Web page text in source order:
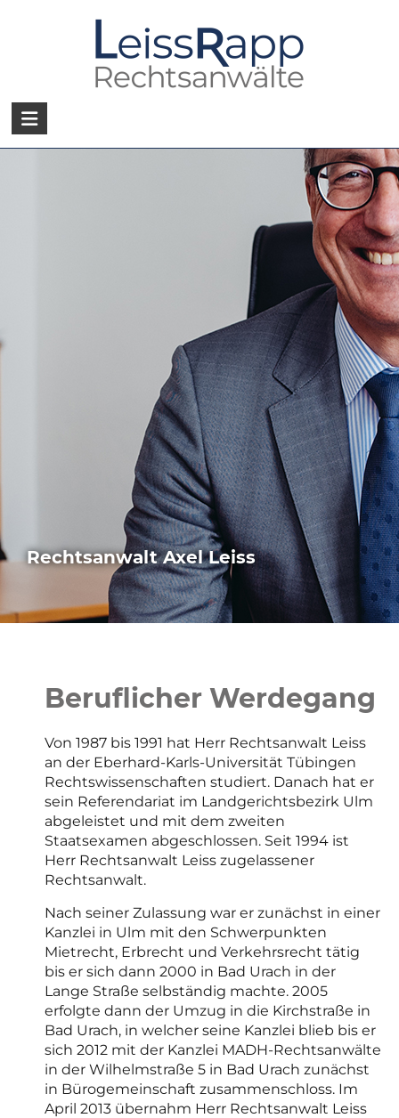
Rechtsanwalt Axel Leiss
Beruflicher Werdegang
Von 1987 bis 1991 hat Herr Rechtsanwalt Leiss
an der Eberhard-Karls-Universität Tübingen
Rechtswissenschaften studiert. Danach hat er
sein Referendariat im Landgerichtsbezirk Ulm
abgeleistet und mit dem zweiten
Staatsexamen abgeschlossen. Seit 1994 ist
Herr Rechtsanwalt Leiss zugelassener
Rechtsanwalt.
Nach seiner Zulassung war er zunächst in einer
Kanzlei in Ulm mit den Schwerpunkten
Mietrecht, Erbrecht und Verkehrsrecht tätig
bis er sich dann 2000 in Bad Urach in der
Lange Straße selbständig machte. 2005
erfolgte dann der Umzug in die Kirchstraße in
Bad Urach, in welcher seine Kanzlei blieb bis er
sich 2012 mit der Kanzlei MADH-Rechtsanwälte
in der Wilhelmstraße 5 in Bad Urach zunächst
in Bürogemeinschaft zusammenschloss. Im
April 2013 übernahm Herr Rechtsanwalt Leiss